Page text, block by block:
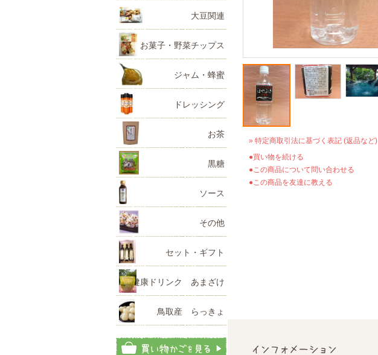
大豆関連
お菓子・野菜チップス
ジャム・蜂蜜
ドレッシング
お茶
黒糖
ソース
その他
セット・ギフト
健康ドリンク あまざけ
鳥取産 らっきょ
» 特定商取引法に基づく表記 (返品など)
●買い物を続ける
●この商品について問い合わせる
●この商品を友達に教える